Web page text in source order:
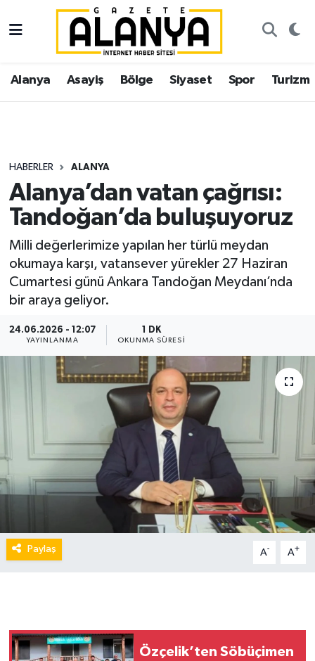
Alanya Asayiş Bölge Siyaset Spor Turizm
HABERLER ALANYA
Alanya’dan vatan çağrısı:
Tandoğan’da buluşuyoruz
Milli değerlerimize yapılan her türlü meydan
okumaya karşı, vatansever yürekler 27 Haziran
Cumartesi günü Ankara Tandoğan Meydanı’nda
bir araya geliyor.
24.06.2026 - 12:07
YAYINLANMA
1 DK
OKUNMA SÜRESI
Paylaş A- A+
Özçelik’ten Söbüçimen
Alanya
Asayiş
Siyaset
Spor
Turizm
Ekonomi
Gazipaşa
İstanbul Nöbetçi Eczaneler
İstanbul Hava Durumu
Süper Lig Puan Durumu ve Fikstür
Tüm Manşetler
Son Dakika Haberleri
Haber Arşivi